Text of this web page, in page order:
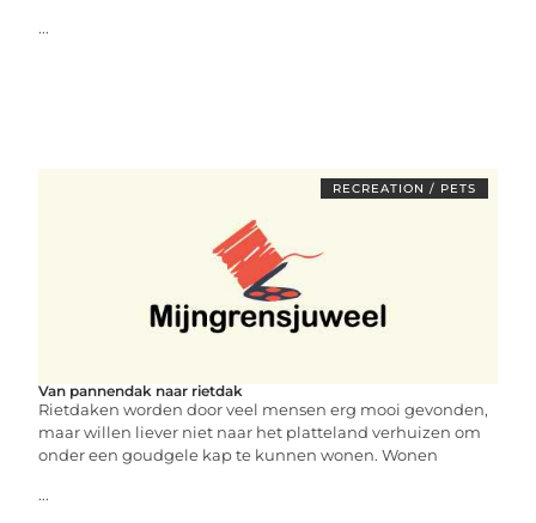
...
RECREATION / PETS
Van pannendak naar rietdak
Rietdaken worden door veel mensen erg mooi gevonden,
maar willen liever niet naar het platteland verhuizen om
onder een goudgele kap te kunnen wonen. Wonen
...